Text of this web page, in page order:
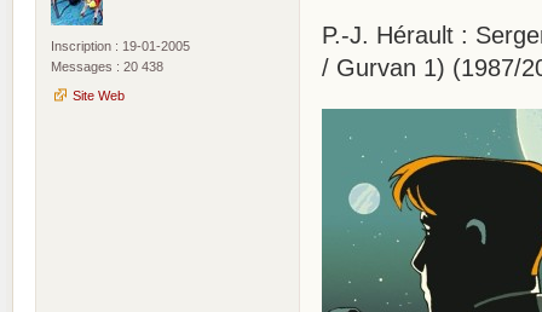
Inscription : 19-01-2005
Messages : 20 438
Site Web
P.-J. Hérault :
/ Gurvan 1) (1987/